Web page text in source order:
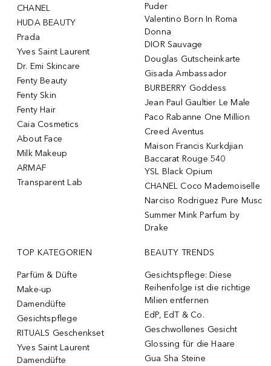
CHANEL
HUDA BEAUTY
Prada
Yves Saint Laurent
Dr. Emi Skincare
Fenty Beauty
Fenty Skin
Fenty Hair
Caia Cosmetics
About Face
Milk Makeup
ARMAF
Transparent Lab
Puder
Valentino Born In Roma
Donna
DIOR Sauvage
Douglas Gutscheinkarte
Gisada Ambassador
BURBERRY Goddess
Jean Paul Gaultier Le Male
Paco Rabanne One Million
Creed Aventus
Maison Francis Kurkdjian
Baccarat Rouge 540
YSL Black Opium
CHANEL Coco Mademoiselle
Narciso Rodriguez Pure Musc
Summer Mink Parfum by
Drake
TOP KATEGORIEN
Parfüm & Düfte
Make-up
Damendüfte
Gesichtspflege
RITUALS Geschenkset
Yves Saint Laurent
Damendüfte
BEAUTY TRENDS
Gesichtspflege: Diese
Reihenfolge ist die richtige
Milien entfernen
EdP, EdT & Co.
Geschwollenes Gesicht
Glossing für die Haare
Gua Sha Steine